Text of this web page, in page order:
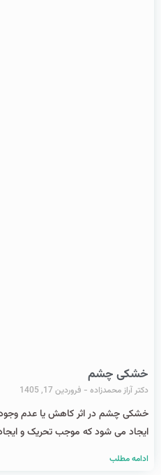
خشکی چشم
دکتر آراز محمدزاده فروردین 17, 1405
خشکی چشم در اثر کاهش یا عدم
ایجاد می شود که موجب تحریک و
ادامه مطلب